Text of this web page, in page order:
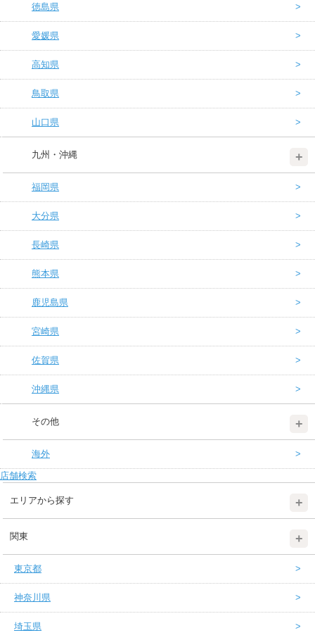
徳島県
愛媛県
高知県
鳥取県
山口県
九州・沖縄
福岡県
大分県
長崎県
熊本県
鹿児島県
宮崎県
佐賀県
沖縄県
その他
海外
店舗検索
エリアから探す
関東
東京都
神奈川県
埼玉県